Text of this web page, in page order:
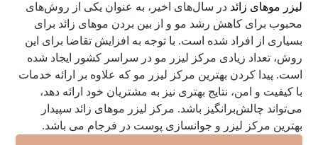
لیزر موهای زائد در سال‌های اخیر، به عنوان یکی از روش‌های
محبوب برای کاهش رشد مو و از بین بردن موهای زائد برای
بسیاری از افراد شده است. با توجه به افزایش تقاضا برای این
روش، تعداد زیادی مرکز لیزر مو در سراسر کشور ایجاد شده
است. پیدا کردن بهترین مرکز لیزر مو که علاوه بر ارائه خدمات
با کیفیت و امن، نتایج بهتری نیز به مشتریان خود ارائه دهد،
می‌تواند چالش‌برانگیز باشد. مرکز لیزر موهای زائد سپیدار
بهترین مرکز لیزر و جوانسازی پوست در فرجام می باشد.